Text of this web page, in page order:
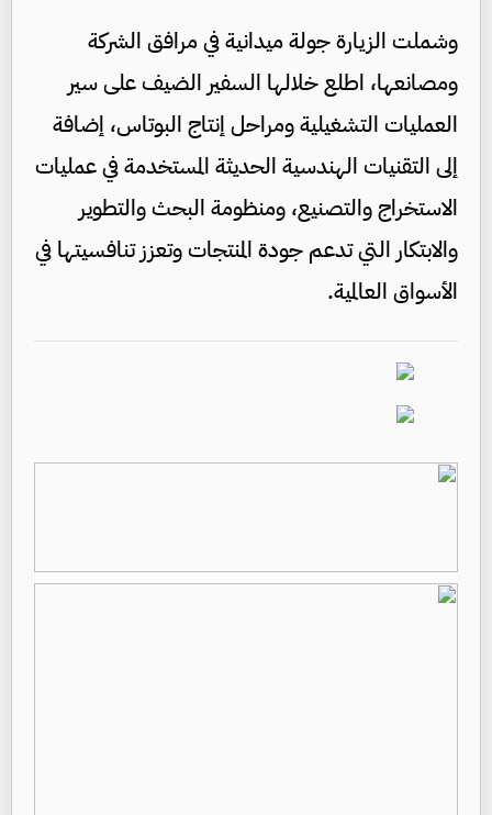
وشملت الزيارة جولة ميدانية في مرافق الشركة
ومصانعها، اطلع خلالها السفير الضيف على سير
العمليات التشغيلية ومراحل إنتاج البوتاس، إضافة
إلى التقنيات الهندسية الحديثة المستخدمة في عمليات
الاستخراج والتصنيع، ومنظومة البحث والتطوير
والابتكار التي تدعم جودة المنتجات وتعزز تنافسيتها في
الأسواق العالمية.